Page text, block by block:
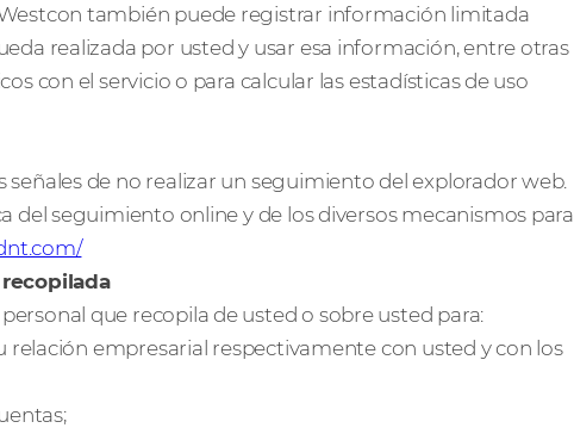
también puede registrar información limitada
realizada por usted y usar esa información, entre otras
con el servicio o para calcular las estadísticas de uso
señales de no realizar un seguimiento del explorador web.
del seguimiento online y de los diversos mecanismos para
que recopila de usted o sobre usted para:
relación empresarial respectivamente con usted y con los